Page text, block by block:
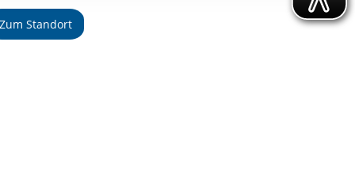
setzen wir
Zum Standort